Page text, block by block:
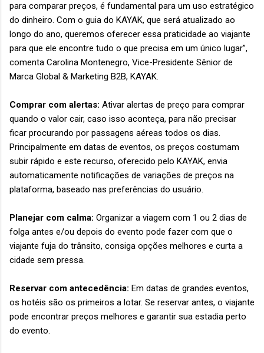
para comparar preços, é fundamental para um uso estratégico
do dinheiro. Com o guia do KAYAK, que será atualizado ao
longo do ano, queremos oferecer essa praticidade ao viajante
para que ele encontre tudo o que precisa em um único lugar”,
comenta Carolina Montenegro, Vice-Presidente Sênior de
Marca Global & Marketing B2B, KAYAK.
Comprar com alertas: Ativar alertas de preço para comprar
quando o valor cair, caso isso aconteça, para não precisar
ficar procurando por passagens aéreas todos os dias.
Principalmente em datas de eventos, os preços costumam
subir rápido e este recurso, oferecido pelo KAYAK, envia
automaticamente notificações de variações de preços na
plataforma, baseado nas preferências do usuário.
Planejar com calma: Organizar a viagem com 1 ou 2 dias de
folga antes e/ou depois do evento pode fazer com que o
viajante fuja do trânsito, consiga opções melhores e curta a
cidade sem pressa.
Reservar com antecedência: Em datas de grandes eventos,
os hotéis são os primeiros a lotar. Se reservar antes, o viajante
pode encontrar preços melhores e garantir sua estadia perto
do evento.